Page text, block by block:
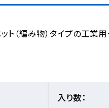
（編み物）タイプの工業用
入り数：